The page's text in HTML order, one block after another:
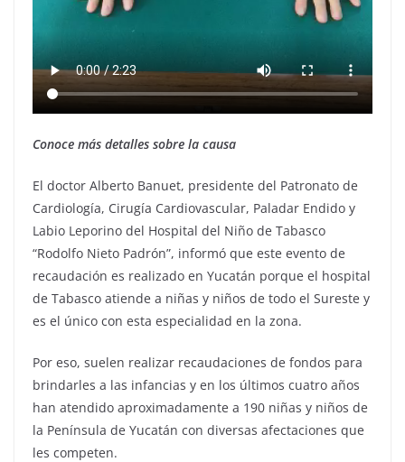
Conoce más detalles sobre la causa
El doctor Alberto Banuet, presidente del Patronato de
Cardiología, Cirugía Cardiovascular, Paladar Endido y
Labio Leporino del Hospital del Niño de Tabasco
“Rodolfo Nieto Padrón”, informó que este evento de
recaudación es realizado en Yucatán porque el hospital
de Tabasco atiende a niñas y niños de todo el Sureste y
es el único con esta especialidad en la zona.
Por eso, suelen realizar recaudaciones de fondos para
brindarles a las infancias y en los últimos cuatro años
han atendido aproximadamente a 190 niñas y niños de
la Península de Yucatán con diversas afectaciones que
les competen.